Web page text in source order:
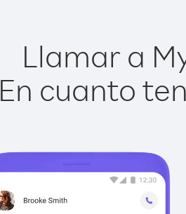
Llamar a
En cuanto